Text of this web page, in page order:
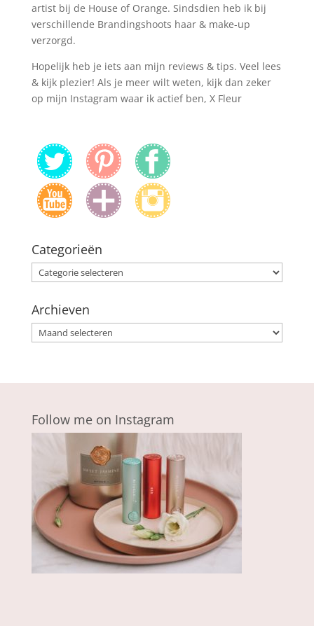
artist bij de House of Orange. Sindsdien heb ik bij
verschillende Brandingshoots haar & make-up
verzorgd.
Hopelijk heb je iets aan mijn reviews & tips. Veel lees
& kijk plezier! Als je meer wilt weten, kijk dan zeker
op mijn Instagram waar ik actief ben, X Fleur
Categorieën
Categorieën
Archieven
Archieven
Follow me on Instagram